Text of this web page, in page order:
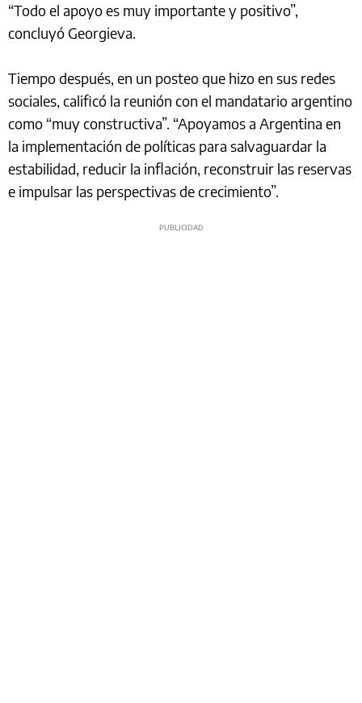
“Todo el apoyo es muy importante y positivo”,
concluyó Georgieva.
Tiempo después, en un posteo que hizo en sus redes
sociales, calificó la reunión con el mandatario argentino
como “muy constructiva”. “Apoyamos a Argentina en
la implementación de políticas para salvaguardar la
estabilidad, reducir la inflación, reconstruir las reservas
e impulsar las perspectivas de crecimiento”.